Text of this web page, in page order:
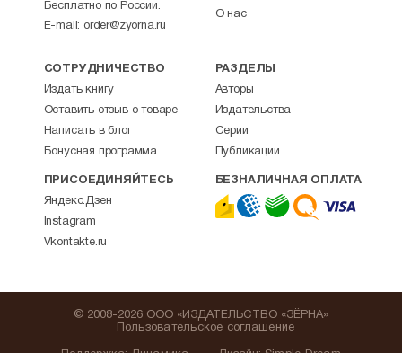
Бесплатно по России.
E-mail: order@zyorna.ru
О нас
СОТРУДНИЧЕСТВО
Издать книгу
Оставить отзыв о товаре
Написать в блог
Бонусная программа
РАЗДЕЛЫ
Авторы
Издательства
Серии
Публикации
ПРИСОЕДИНЯЙТЕСЬ
Яндекс.Дзен
Instagram
Vkontakte.ru
БЕЗНАЛИЧНАЯ ОПЛАТА
© 2008-2026 ООО «ИЗДАТЕЛЬСТВО «ЗЁРНА»
Пользовательское соглашение